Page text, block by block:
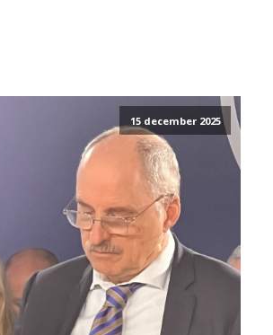
15 december 2025